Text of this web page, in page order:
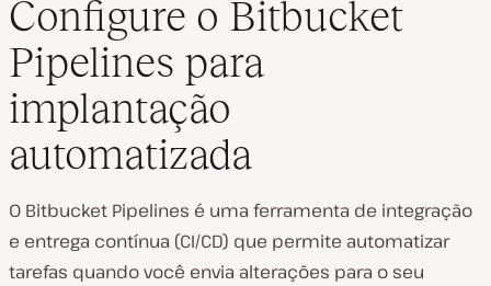
Configure o Bitbucket
Pipelines para
implantação
automatizada
O Bitbucket Pipelines é uma ferramenta de integração
e entrega contínua (CI/CD) que permite automatizar
tarefas quando você envia alterações para o seu